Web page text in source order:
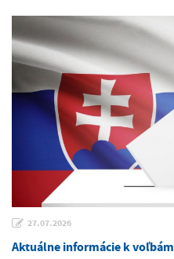
27.07.2026
Aktuálne informácie k voľbám